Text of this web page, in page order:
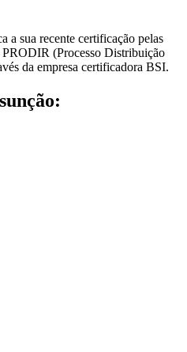
a sua recente certificação pelas
(Processo Distribuição
da empresa certificadora BSI.